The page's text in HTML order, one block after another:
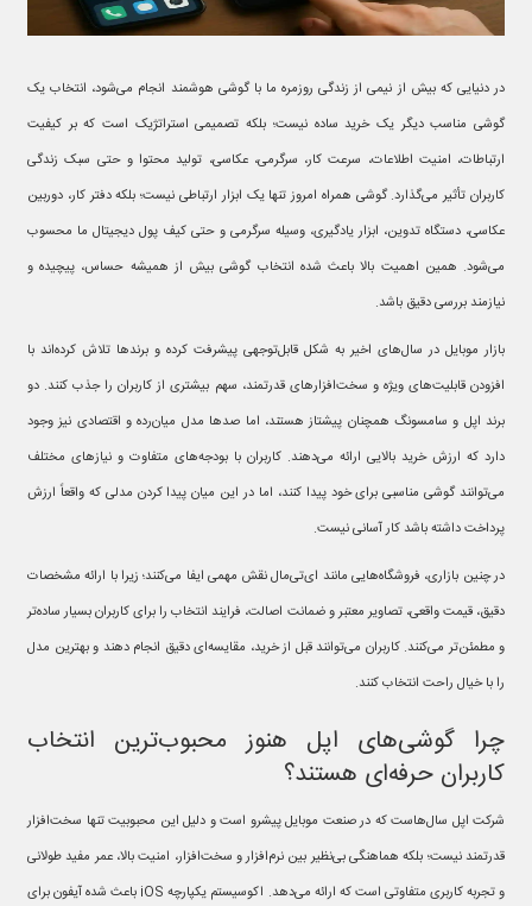
در دنیایی که بیش از نیمی از زندگی روزمره ما با گوشی هوشمند انجام می‌شود، انتخاب یک
گوشی مناسب دیگر یک خرید ساده نیست؛ بلکه تصمیمی استراتژیک است که بر کیفیت
ارتباطات، امنیت اطلاعات، سرعت کار، سرگرمی، عکاسی، تولید محتوا و حتی سبک زندگی
کاربران تأثیر می‌گذارد. گوشی همراه امروز تنها یک ابزار ارتباطی نیست؛ بلکه دفتر کار، دوربین
عکاسی، دستگاه تدوین، ابزار یادگیری، وسیله سرگرمی و حتی کیف پول دیجیتال ما محسوب
می‌شود. همین اهمیت بالا باعث شده انتخاب گوشی بیش از همیشه حساس، پیچیده و
نیازمند بررسی دقیق باشد.
بازار موبایل در سال‌های اخیر به شکل قابل‌توجهی پیشرفت کرده و برندها تلاش کرده‌اند با
افزودن قابلیت‌های ویژه و سخت‌افزارهای قدرتمند، سهم بیشتری از کاربران را جذب کنند. دو
برند اپل و سامسونگ همچنان پیشتاز هستند، اما صدها مدل میان‌رده و اقتصادی نیز وجود
دارد که ارزش خرید بالایی ارائه می‌دهند. کاربران با بودجه‌های متفاوت و نیازهای مختلف
می‌توانند گوشی مناسبی برای خود پیدا کنند، اما در این میان پیدا کردن مدلی که واقعاً ارزش
پرداخت داشته باشد کار آسانی نیست.
در چنین بازاری، فروشگاه‌هایی مانند ای‌تی‌مال نقش مهمی ایفا می‌کنند؛ زیرا با ارائه مشخصات
دقیق، قیمت واقعی، تصاویر معتبر و ضمانت اصالت، فرایند انتخاب را برای کاربران بسیار ساده‌تر
و مطمئن‌تر می‌کنند. کاربران می‌توانند قبل از خرید، مقایسه‌ای دقیق انجام دهند و بهترین مدل
را با خیال راحت انتخاب کنند.
چرا گوشی‌های اپل هنوز محبوب‌ترین انتخاب
کاربران حرفه‌ای هستند؟
شرکت اپل سال‌هاست که در صنعت موبایل پیشرو است و دلیل این محبوبیت تنها سخت‌افزار
قدرتمند نیست؛ بلکه هماهنگی بی‌نظیر بین نرم‌افزار و سخت‌افزار، امنیت بالا، عمر مفید طولانی
و تجربه کاربری متفاوتی است که ارائه می‌دهد. اکوسیستم یکپارچه iOS باعث شده آیفون برای